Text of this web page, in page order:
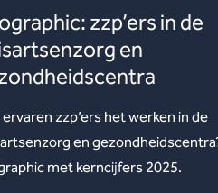
zzp’ers in de
en
ervaren zzp’ers het werken in de
en
met kerncijfers 2025.